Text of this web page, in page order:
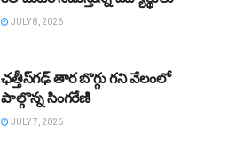
JULY 8, 2026
ఛత్తీస్‌గఢ్‌ తార బొగ్గు గని వేలంలో
పాల్గొన్న సింగరేణి
JULY 7, 2026